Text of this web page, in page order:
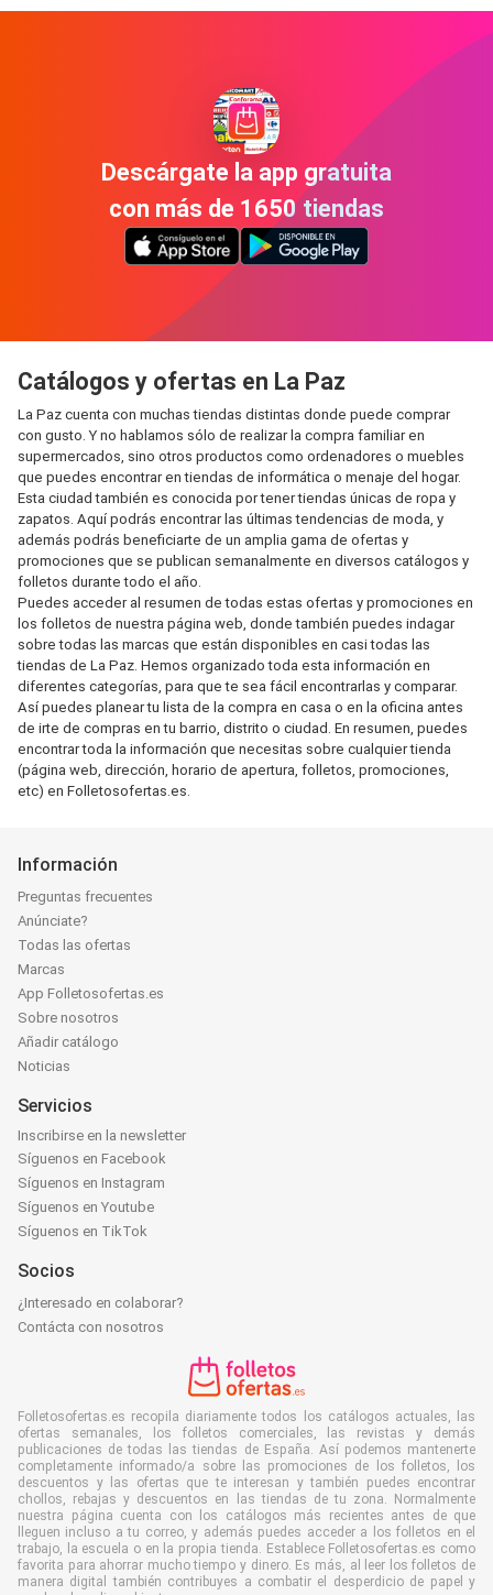
Descárgate la app gratuita
con más de 1650 tiendas
Catálogos y ofertas en La Paz
La Paz cuenta con muchas tiendas distintas donde puede comprar
con gusto. Y no hablamos sólo de realizar la compra familiar en
supermercados, sino otros productos como ordenadores o muebles
que puedes encontrar en tiendas de informática o menaje del hogar.
Esta ciudad también es conocida por tener tiendas únicas de ropa y
zapatos. Aquí podrás encontrar las últimas tendencias de moda, y
además podrás beneficiarte de un amplia gama de ofertas y
promociones que se publican semanalmente en diversos catálogos y
folletos durante todo el año.
Puedes acceder al resumen de todas estas ofertas y promociones en
los folletos de nuestra página web, donde también puedes indagar
sobre todas las marcas que están disponibles en casi todas las
tiendas de La Paz. Hemos organizado toda esta información en
diferentes categorías, para que te sea fácil encontrarlas y comparar.
Así puedes planear tu lista de la compra en casa o en la oficina antes
de irte de compras en tu barrio, distrito o ciudad. En resumen, puedes
encontrar toda la información que necesitas sobre cualquier tienda
(página web, dirección, horario de apertura, folletos, promociones,
etc) en Folletosofertas.es.
Información
Preguntas frecuentes
Anúnciate?
Todas las ofertas
Marcas
App Folletosofertas.es
Sobre nosotros
Añadir catálogo
Noticias
Servicios
Inscribirse en la newsletter
Síguenos en Facebook
Síguenos en Instagram
Síguenos en Youtube
Síguenos en TikTok
Socios
¿Interesado en colaborar?
Contácta con nosotros
Folletosofertas.es recopila diariamente todos los catálogos actuales, las
ofertas semanales, los folletos comerciales, las revistas y demás
publicaciones de todas las tiendas de España. Así podemos mantenerte
completamente informado/a sobre las promociones de los folletos, los
descuentos y las ofertas que te interesan y también puedes encontrar
chollos, rebajas y descuentos en las tiendas de tu zona. Normalmente
nuestra página cuenta con los catálogos más recientes antes de que
lleguen incluso a tu correo, y además puedes acceder a los folletos en el
trabajo, la escuela o en la propia tienda. Establece Folletosofertas.es como
favorita para ahorrar mucho tiempo y dinero. Es más, al leer los folletos de
manera digital también contribuyes a combatir el desperdicio de papel y